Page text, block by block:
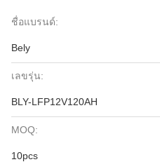
ชื่อแบรนด์:
Bely
เลขรุ่น:
BLY-LFP12V120AH
MOQ:
10pcs